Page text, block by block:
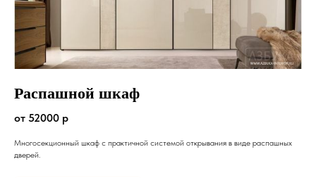
Распашной шкаф
от 52000 р
Многосекционный шкаф с практичной системой открывания в виде распашных
дверей.